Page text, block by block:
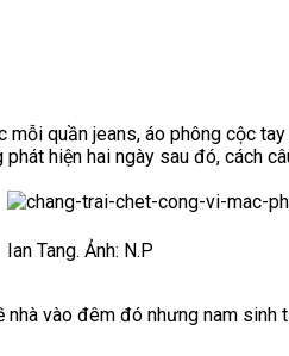
quần jeans, áo phông cộc
hiện hai ngày sau đó, cách
Ian Tang. Ảnh: N.P
vào đêm đó nhưng nam sinh